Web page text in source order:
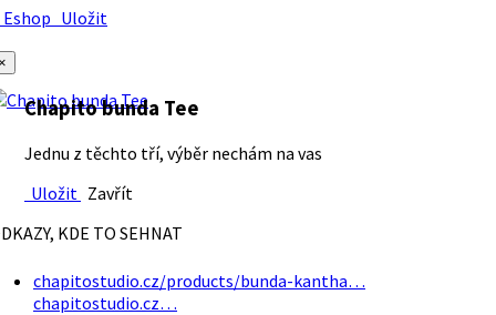
Uložit
Chapito bunda Tee
Jednu z těchto tří, výběr nechám na vas
Uložit Zavřít
KDE TO SEHNAT
chapitostudio.cz/products/bunda-kantha…
chapitostudio.cz…